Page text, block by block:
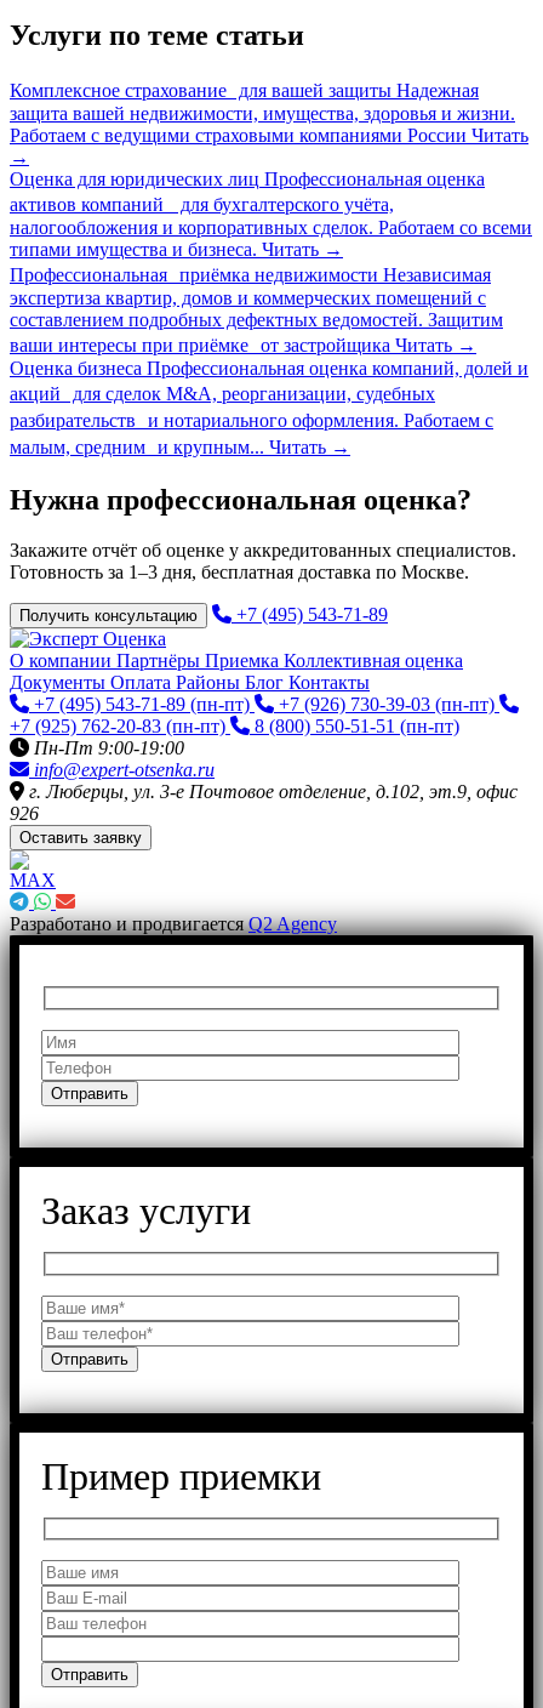
Услуги по теме статьи
Комплексное страхование для вашей защиты Надежная
защита вашей недвижимости, имущества, здоровья и жизни.
Работаем с ведущими страховыми компаниями России Читать
→
Оценка для юридических лиц Профессиональная оценка
активов компаний для бухгалтерского учёта,
налогообложения и корпоративных сделок. Работаем со всеми
типами имущества и бизнеса. Читать →
Профессиональная приёмка недвижимости Независимая
экспертиза квартир, домов и коммерческих помещений с
составлением подробных дефектных ведомостей. Защитим
ваши интересы при приёмке от застройщика Читать →
Оценка бизнеса Профессиональная оценка компаний, долей и
акций для сделок M&A, реорганизации, судебных
разбирательств и нотариального оформления. Работаем с
малым, средним и крупным... Читать →
Нужна профессиональная оценка?
Закажите отчёт об оценке у аккредитованных специалистов.
Готовность за 1–3 дня, бесплатная доставка по Москве.
Получить консультацию +7 (495) 543-71-89
О компании Партнёры Приемка Коллективная оценка
Документы Оплата Районы Блог Контакты
+7 (495) 543-71-89 (пн-пт) +7 (926) 730-39-03 (пн-пт)
+7 (925) 762-20-83 (пн-пт) 8 (800) 550-51-51 (пн-пт)
Пн-Пт 9:00-19:00
info@expert-otsenka.ru
г. Люберцы, ул. 3-е Почтовое отделение, д.102, эт.9, офис
926
Оставить заявку
Разработано и продвигаетсяQ2 Agency
Заказ услуги
Пример приемки